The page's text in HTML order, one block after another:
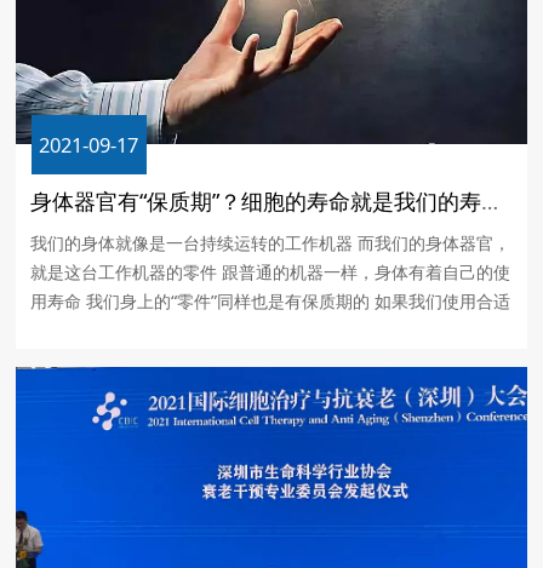
身体器官有“保质期”？细胞的寿命就是我们的寿命！
2021-09-17
我们的身体就像是一台持续运转的工作机器 而我们的身体器官，
就是这台工作机器的零件 跟普通的机器一样，身体有着自己的使
用寿命 我们身上的“零件”同样也是有保质期的 如果我们使用合适